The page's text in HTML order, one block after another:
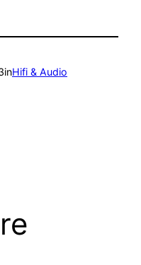
inHifi & Audio